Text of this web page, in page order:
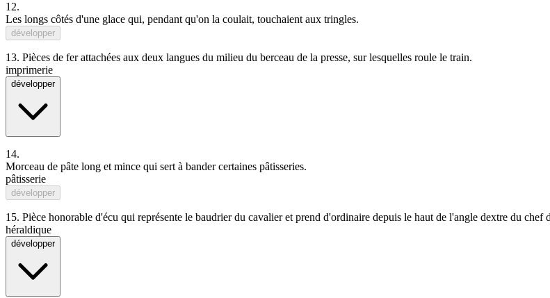
12.
Les longs côtés d'une glace qui, pendant qu'on la coulait, touchaient aux tringles.
développer
13. Pièces de fer attachées aux deux langues du milieu du berceau de la presse, sur lesquelles roule le train.
imprimerie
développer
14.
Morceau de pâte long et mince qui sert à bander certaines pâtisseries.
pâtisserie
développer
15. Pièce honorable d'écu qui représente le baudrier du cavalier et prend d'ordinaire depuis le haut de l'angle dextre du chef
héraldique
développer